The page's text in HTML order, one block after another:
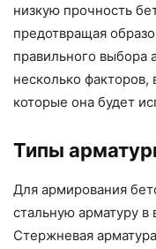
низкую прочность
предотвращая
правильного выбора
несколько факторов,
которые она будет
Типы
Для армирования
стальную арматуру
Стержневая